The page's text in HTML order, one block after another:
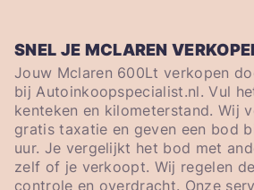
SNEL JE MCLAREN
Jouw Mclaren 600Lt verkopen
bij Autoinkoopspecialist.nl. Vul
kenteken en kilometerstand. Wij
gratis taxatie en geven een bod
uur. Je vergelijkt het bod met
zelf of je verkoopt. Wij regelen
controle en overdracht. Onze